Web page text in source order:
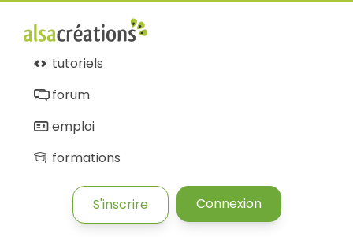
tutoriels
forum
emploi
formations
S'inscrire Connexion